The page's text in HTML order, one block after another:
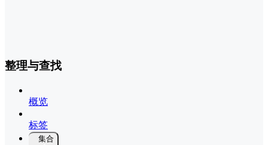
整理与查找
概览
标签
集合